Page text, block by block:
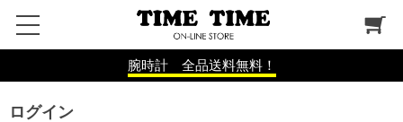
腕時計 全品送料無料！
ログイン